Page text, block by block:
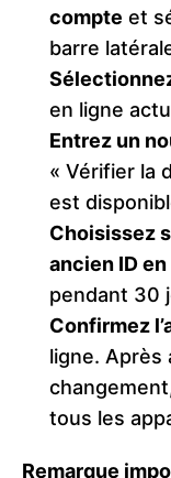
compte et
barre
en ligne
Entrez un
« Vérifier la
est
Choisissez
ancien ID
pendant 30
Confirmez
ligne. Après
tous les
Remarque